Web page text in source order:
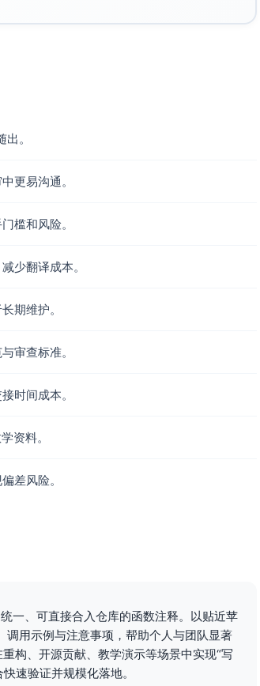
。
更易沟通。
槛和风险。
少翻译成本。
期维护。
审查标准。
时间成本。
资料。
差风险。
一、可直接合入仓库的函数注释。以贴近苹
用示例与注意事项，帮助个人与团队显著
构、开源贡献、教学演示等场景中实现“写
速验证并规模化落地。